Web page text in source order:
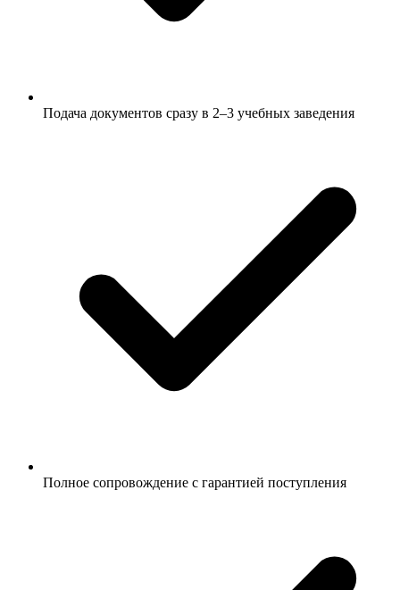
Подача документов сразу в 2–3 учебных заведения
Полное сопровождение с гарантией поступления